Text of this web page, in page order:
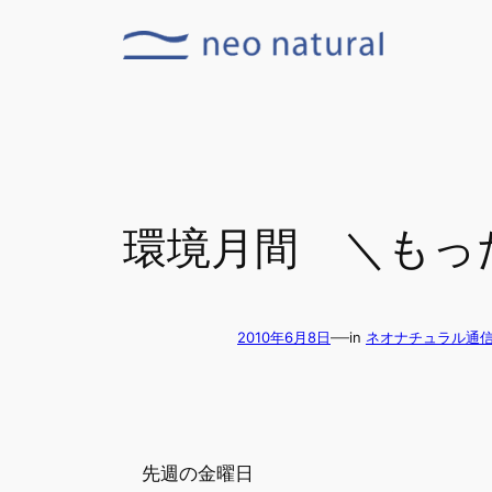
環境月間 ＼もっ
2010年6月8日 —in ネオナチュラル通
先週の金曜日